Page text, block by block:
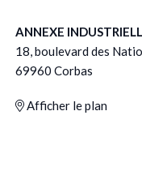
ANNEXE
18, boulevard des
69960 Corbas
Afficher le plan